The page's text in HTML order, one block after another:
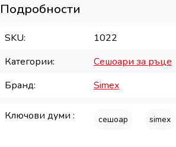
Подробности
SKU
1022
Категории
Сешоари за ръце
Бранд
Simex
Ключови думи сешоар simex